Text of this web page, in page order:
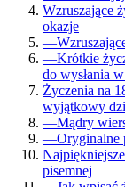
Wzruszające
okazje
—
—Krótkie
do wysłania
Życzenia na
wyjątkowy
—Mądry
—Oryginalne
pisemnej